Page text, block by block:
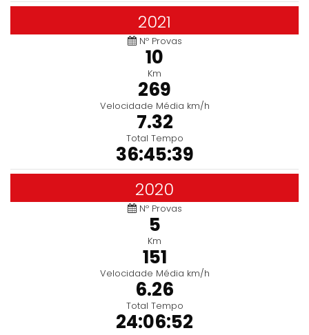
2021
Nº Provas
10
Km
269
Velocidade Média km/h
7.32
Total Tempo
36:45:39
2020
Nº Provas
5
Km
151
Velocidade Média km/h
6.26
Total Tempo
24:06:52